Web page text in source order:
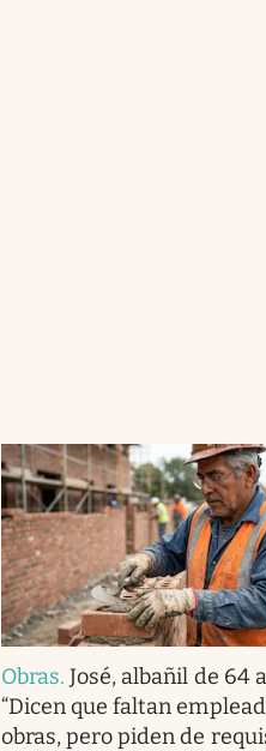
Obras.José, albañil de 64
“Dicen que faltan
obras, pero piden de